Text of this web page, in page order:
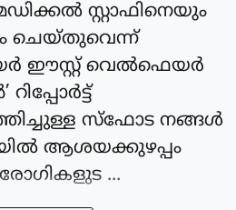
സ്റ്റാഫിനെയും
ചെയ്തുവെന്ന്
ഈസ്റ്റ് വെല്‍ഫെയര്‍
സ്‌ഫോട നങ്ങള്‍
യില്‍ ആശയക്കുഴപ്പം
...